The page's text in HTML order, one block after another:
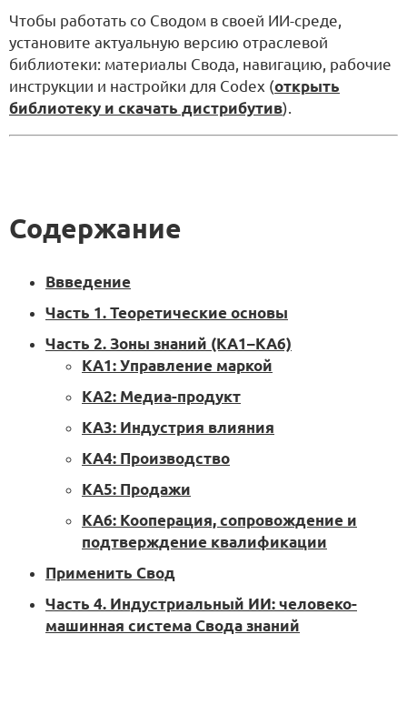
Чтобы работать со Сводом в своей ИИ-среде,
установите актуальную версию отраслевой
библиотеки: материалы Свода, навигацию, рабочие
инструкции и настройки для Codex (открыть
библиотеку и скачать дистрибутив).
Содержание
Ввведение
Часть 1. Теоретические основы
Часть 2. Зоны знаний (КА1–КА6)
KA1: Управление маркой
KA2: Медиа-продукт
KA3: Индустрия влияния
KA4: Производство
KA5: Продажи
KA6: Кооперация, сопровождение и
подтверждение квалификации
Применить Свод
Часть 4. Индустриальный ИИ: человеко-
машинная система Свода знаний